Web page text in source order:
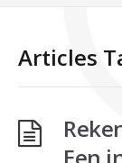
Articles
Een